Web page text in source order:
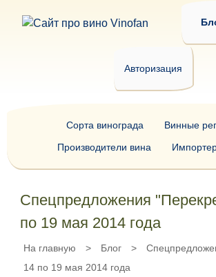
Авторизация
Спецпредложения
по 19 мая 2014 года
На главную > Блог >
14 по 19 мая 2014 года
Сорта винограда
Винные
Производители вина